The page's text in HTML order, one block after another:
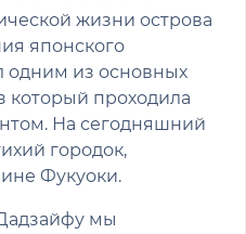
жизни острова
японского
одним из основных
который проходила
На сегодняшний
городок,
Фукуоки.
мы